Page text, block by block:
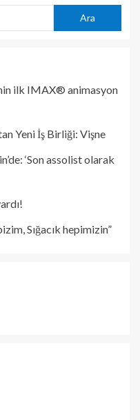
Ara
ilk IMAX® animasyon
Yeni İş Birliği: Vişne
‘Son assolist olarak
Sığacık hepimizin”